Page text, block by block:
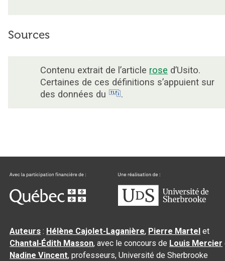
Sources
Contenu extrait de l’article rose d’Usito.
Certaines de ces définitions s’appuient sur
des données du
.
Auteurs : Hélène Cajolet-Laganière, Pierre Martel et
Chantal‑Édith Masson, avec le concours de Louis Mercier
Nadine Vincent, professeurs, Université de Sherbrooke